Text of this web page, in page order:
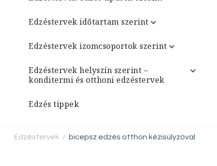
Edzéstervek időtartam szerint
Edzéstervek izomcsoportok szerint
Edzéstervek helyszín szerint –
konditermi és otthoni edzéstervek
Edzés tippek
Edzéstervek / bicepsz edzés otthon kézisúlyzóval